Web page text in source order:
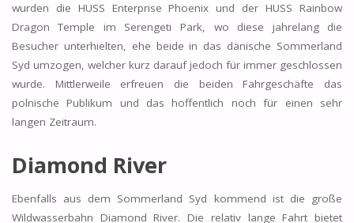
wurden die HUSS Enterprise Phoenix und der HUSS Rainbow
Dragon Temple im Serengeti Park, wo diese jahrelang die
Besucher unterhielten, ehe beide in das dänische Sommerland
Syd umzogen, welcher kurz darauf jedoch für immer geschlossen
wurde. Mittlerweile erfreuen die beiden Fahrgeschäfte das
polnische Publikum und das hoffentlich noch für einen sehr
langen Zeitraum.
Diamond River
Ebenfalls aus dem Sommerland Syd kommend ist die große
Wildwasserbahn Diamond River. Die relativ lange Fahrt bietet